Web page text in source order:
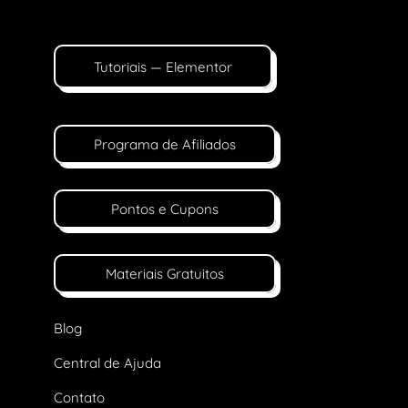
Tutoriais — Elementor
Programa de Afiliados
Pontos e Cupons
Materiais Gratuitos
Blog
Central de Ajuda
Contato